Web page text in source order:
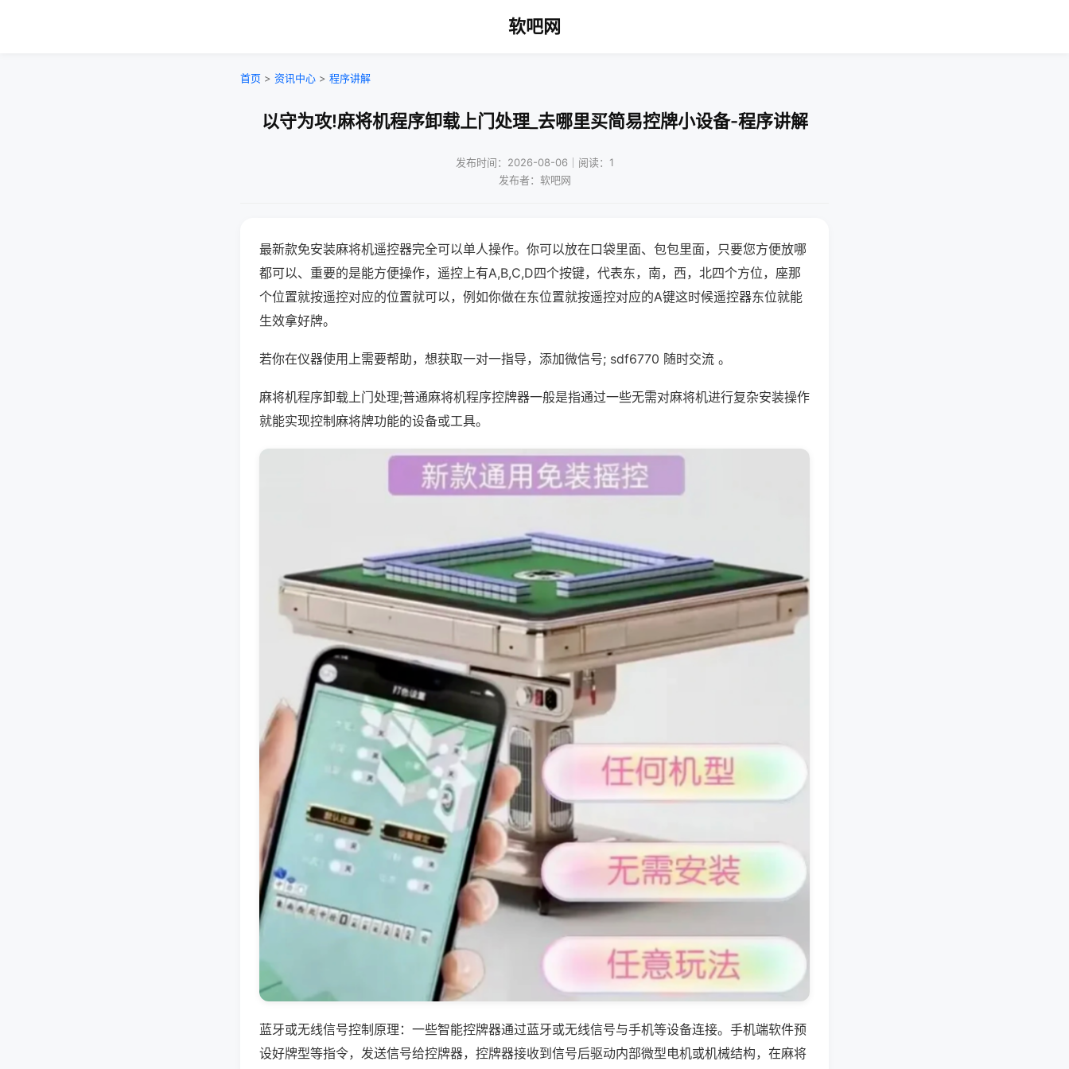
软吧网
首页 > 资讯中心 > 程序讲解
以守为攻!麻将机程序卸载上门处理_去哪里买简易控牌小设备-程序讲解
发布时间：2026-08-06｜阅读：1
发布者：软吧网
最新款免安装麻将机遥控器完全可以单人操作。你可以放在口袋里面、包包里面，只要您方便放哪
都可以、重要的是能方便操作，遥控上有A,B,C,D四个按键，代表东，南，西，北四个方位，座那
个位置就按遥控对应的位置就可以，例如你做在东位置就按遥控对应的A键这时候遥控器东位就能
生效拿好牌。
若你在仪器使用上需要帮助，想获取一对一指导，添加微信号; sdf6770 随时交流 。
麻将机程序卸载上门处理;普通麻将机程序控牌器一般是指通过一些无需对麻将机进行复杂安装操作
就能实现控制麻将牌功能的设备或工具。
蓝牙或无线信号控制原理：一些智能控牌器通过蓝牙或无线信号与手机等设备连接。手机端软件预
设好牌型等指令，发送信号给控牌器，控牌器接收到信号后驱动内部微型电机或机械结构，在麻将